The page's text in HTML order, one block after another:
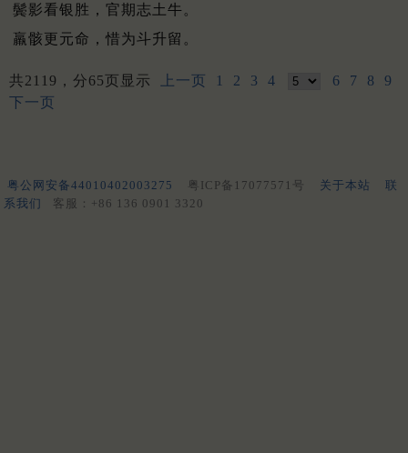
鬓影看银胜，官期志土牛。
羸骸更元命，惜为斗升留。
共2119，分65页显示 上一页 1 2 3 4 6 7 8
9
下一页
粤公网安备44010402003275 粤ICP备17077571号 关于本站
联
系我们
客服：+86 136 0901 3320